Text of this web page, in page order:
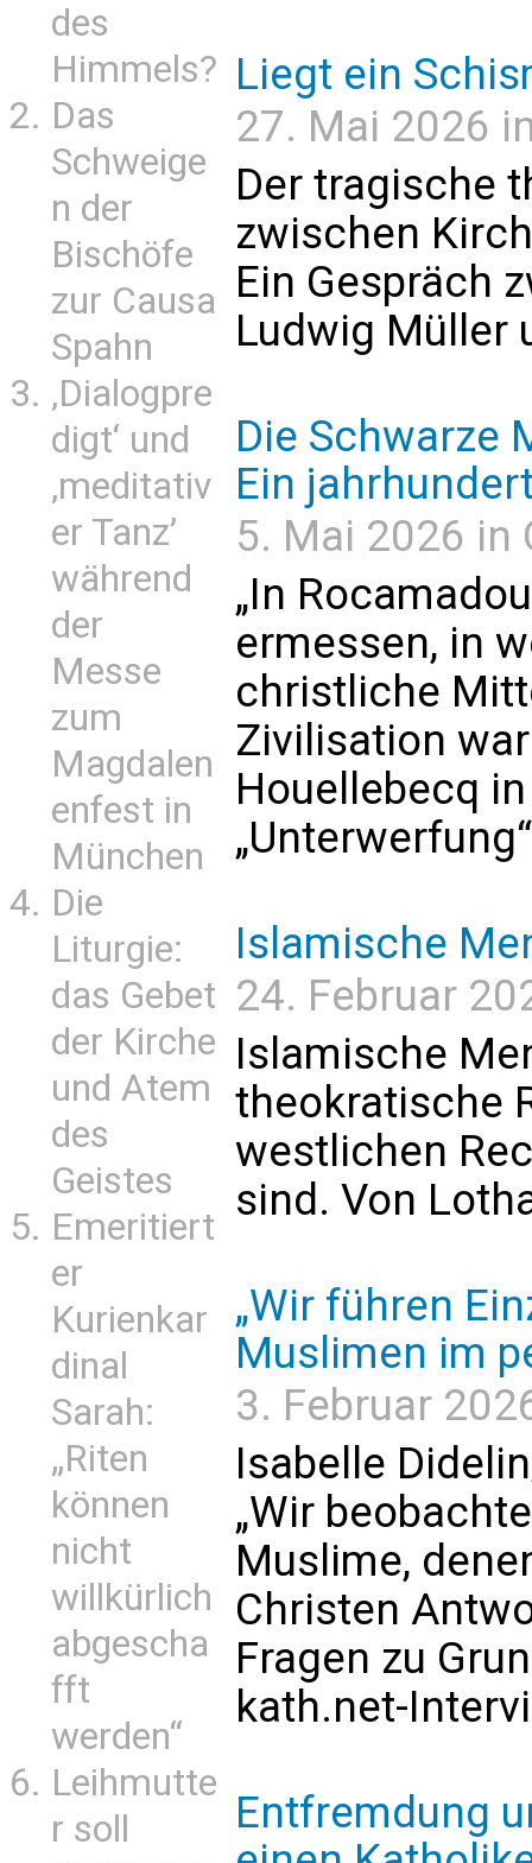
des
Himmels?
Das
Schweige
n der
Bischöfe
zur Causa
Spahn
‚Dialogpre
digt‘ und
‚meditativ
er Tanz’
während
der
Messe
zum
Magdalen
enfest in
München
Die
Liturgie:
das Gebet
der Kirche
und Atem
des
Geistes
Emeritiert
er
Kurienkar
dinal
Sarah:
„Riten
können
nicht
willkürlich
abgescha
fft
werden“
Leihmutte
r soll
Liegt ein
27. Mai 2026
Der tragische
zwischen
Ein Gespräch
Ludwig Müller
Die Schwarze
Ein
5. Mai 2026 in
„In
ermessen, in
christliche
Zivilisation
Houellebecq
Islamische
24. Februar
Islamische
theokratische
westlichen
sind. Von
„Wir führen
Muslimen im
3. Februar
Isabelle
„Wir
Muslime,
Christen
Fragen zu
kath.net-
Entfremdung